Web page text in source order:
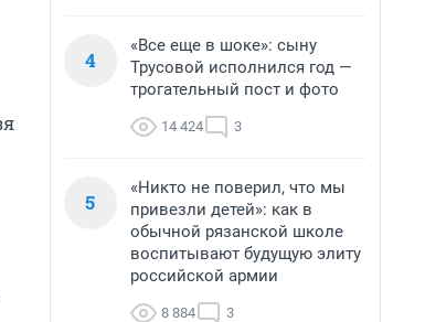
4
«Все еще в шоке»: сыну
Трусовой исполнился год —
трогательный пост и фото
14 424 3
5
«Никто не поверил, что мы
привезли детей»: как в
обычной рязанской школе
воспитывают будущую элиту
российской армии
8 884 3